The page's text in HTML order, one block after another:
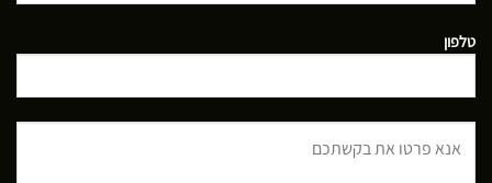
טלפון